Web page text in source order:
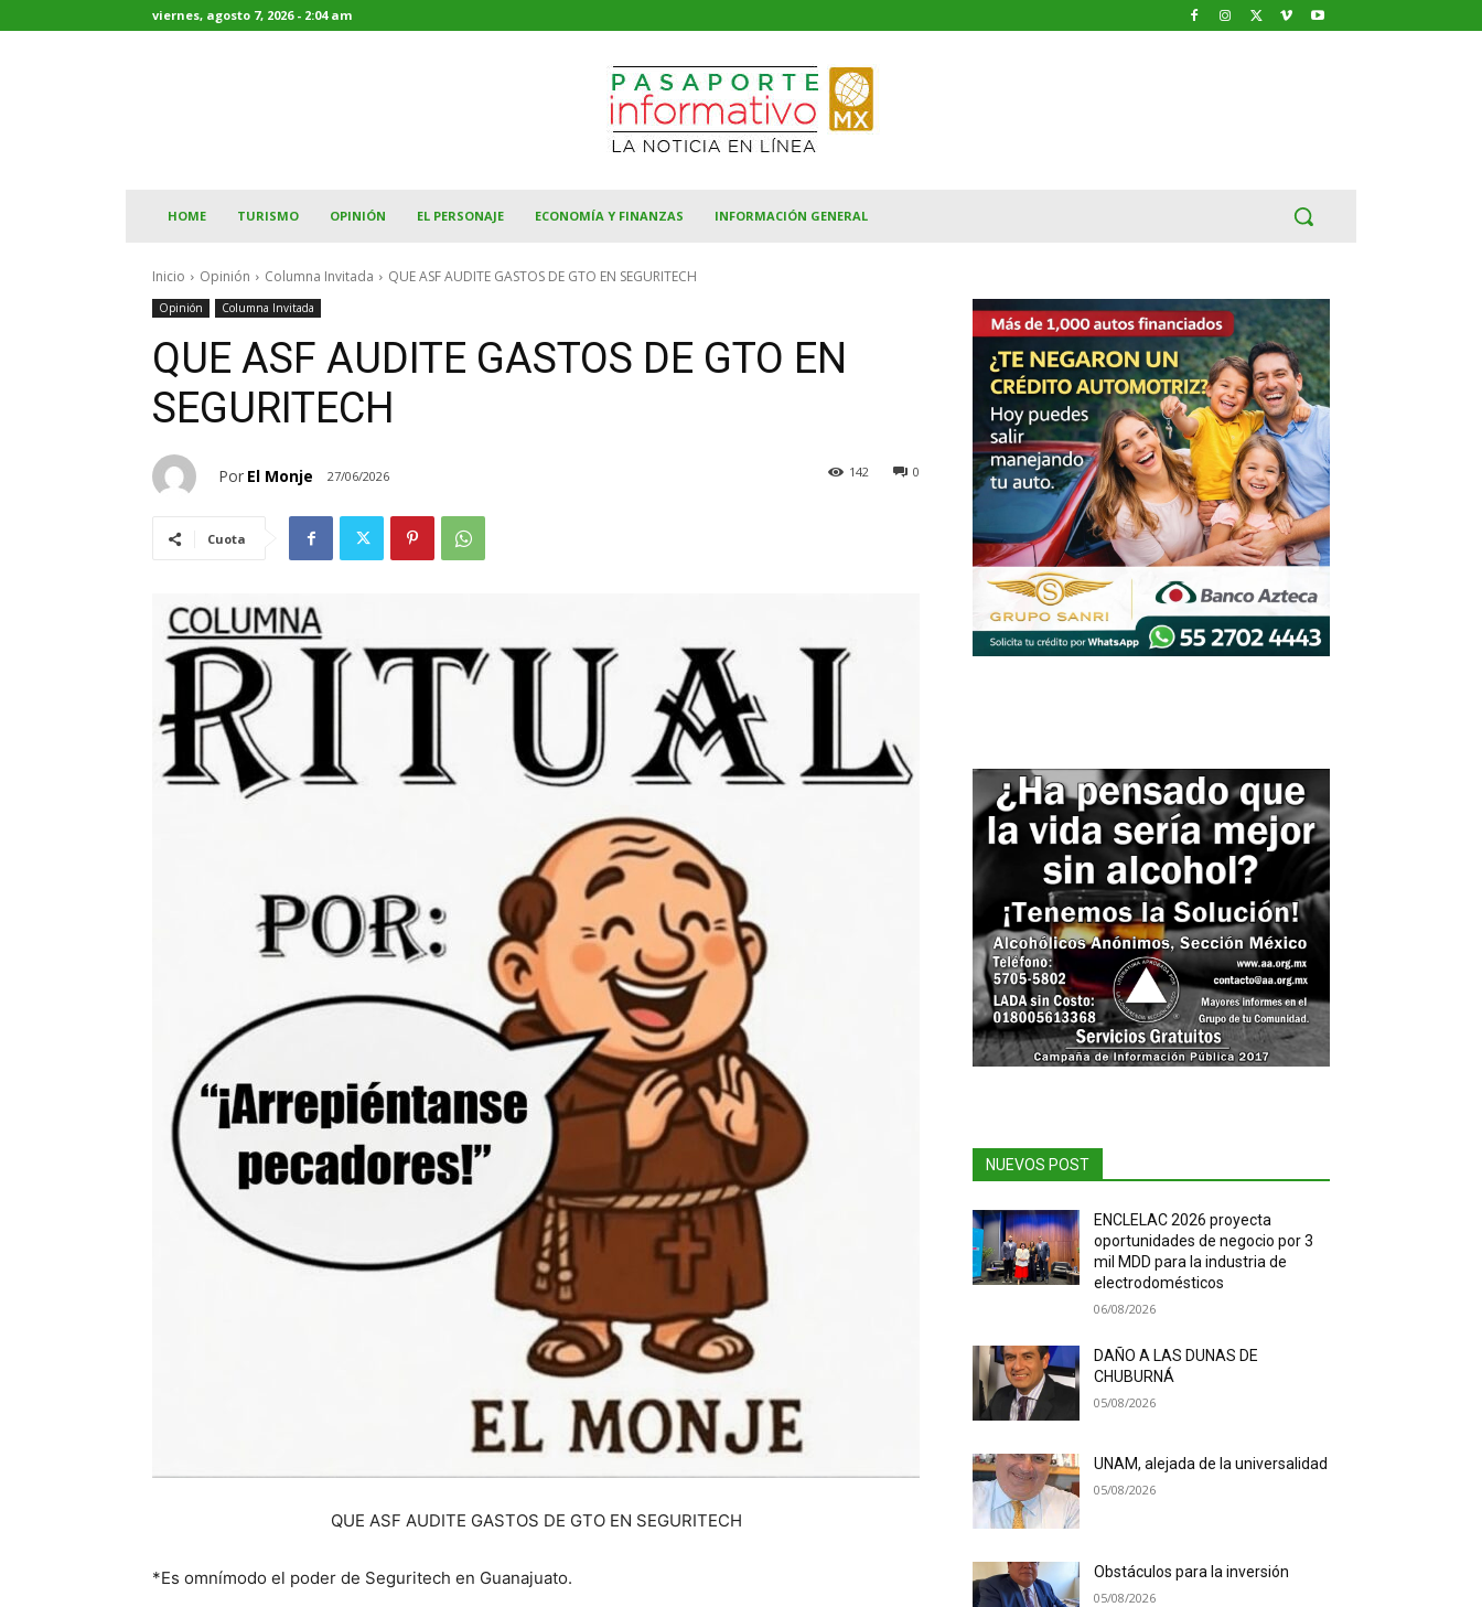
viernes, agosto 7, 2026 - 2:04 am
HOME TURISMO OPINIÓN EL PERSONAJE ECONOMÍA Y FINANZAS INFORMACIÓN GENERAL
Inicio Opinión Columna Invitada QUE ASF AUDITE GASTOS DE GTO EN SEGURITECH
Opinión Columna Invitada
QUE ASF AUDITE GASTOS DE GTO EN
SEGURITECH
Por El Monje 27/06/2026 0
142
Cuota
QUE ASF AUDITE GASTOS DE GTO EN SEGURITECH
*Es omnímodo el poder de Seguritech en Guanajuato.
NUEVOS POST
ENCLELAC 2026 proyecta
oportunidades de negocio por 3
mil MDD para la industria de
electrodomésticos
06/08/2026
DAÑO A LAS DUNAS DE
CHUBURNÁ
05/08/2026
UNAM, alejada de la universalidad
05/08/2026
Obstáculos para la inversión
05/08/2026